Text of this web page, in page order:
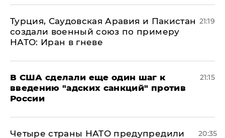
Турция, Саудовская Аравия и Пакистан
создали военный союз по примеру
НАТО: Иран в гневе
21:19
В США сделали еще один шаг к
введению "адских санкций" против
России
21:15
Четыре страны НАТО предупредили
20:35